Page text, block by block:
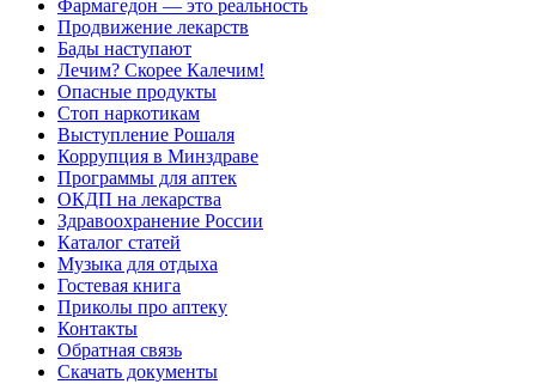
Фармагедон — это реальность
Продвижение лекарств
Бады наступают
Лечим? Скорее Калечим!
Опасные продукты
Стоп наркотикам
Выступление Рошаля
Коррупция в Минздраве
Программы для аптек
ОКДП на лекарства
Здравоохранение России
Каталог статей
Музыка для отдыха
Гостевая книга
Приколы про аптеку
Контакты
Обратная связь
Скачать документы